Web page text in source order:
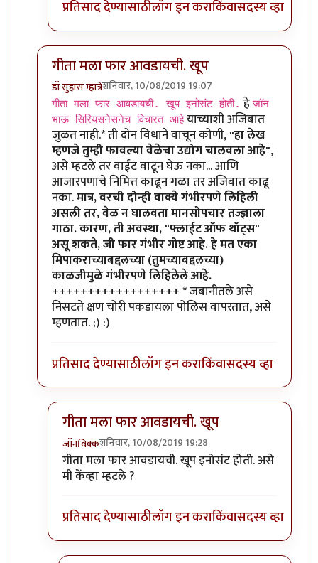
प्रतिसाद देण्यासाठीलॉग इन कराकिंवासदस्य व्हा
गीता मला फार आवडायची. खूप
डॉ सुहास म्हात्रेशनिवार, 10/08/2019 19:07
In reply toगीता मला फार आवडायची. खूप byतमराज
गीता मला फार आवडायची. खूप इनोसंट होती. हेजॉन
भाऊ सिरियसनेसनेच विचारत आहेयाच्याशी अजिबात
जुळत नाही.* ती दोन विधाने वाचून कोणी,"हा लेख
म्हणजे तुम्ही फावल्या वेळेचा उद्योग चालवला आहे",
असे म्हटले तर वाईट वाटून घेऊ नका... आणि
आजारपणाचे निमित्त काढून गळा तर अजिबात काढू
नका.मात्र, वरची दोन्ही वाक्ये गंभीरपणे लिहिली
असली तर, वेळ न घालवता मानसोपचार तज्ज्ञाला
गाठा. कारण, ती अवस्था, "फ्लाईट ऑफ थॉट्स"
असू शकते, जी फार गंभीर गोष्ट आहे. हे मत एका
मिपाकराच्याबद्दलच्या (तुमच्याबद्दलच्या)
काळजीमुळे गंभीरपणे लिहिलेले आहे.
++++++++++++++++++ * जबानीतले असे
निसटते क्षण चोरी पकडायला पोलिस वापरतात, असे
म्हणतात. ;) :)
प्रतिसाद देण्यासाठीलॉग इन कराकिंवासदस्य व्हा
गीता मला फार आवडायची. खूप
जॉनविक्कशनिवार, 10/08/2019 19:28
In reply toगीता मला फार आवडायची. खूपbyडॉ सुहास
गीता मला फार आवडायची. खूप इनोसंट होती. असे
मी केंव्हा म्हटले ?
प्रतिसाद देण्यासाठीलॉग इन कराकिंवासदस्य व्हा